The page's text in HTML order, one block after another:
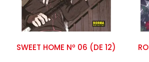
SWEET HOME Nº 06 (DE 12)